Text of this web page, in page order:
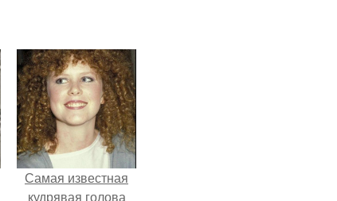
Самая известная
кудрявая голова